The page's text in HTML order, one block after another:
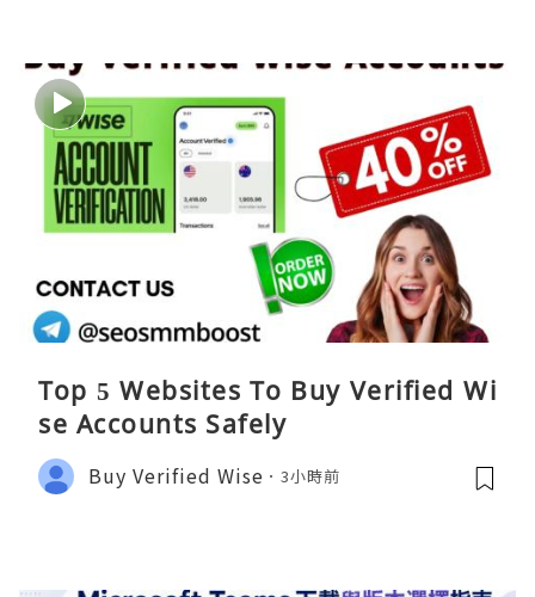
Top 5 Websites To Buy Verified Wi
se Accounts Safely
Buy Verified Wise 3小時前